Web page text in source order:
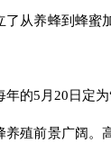
从养蜂到蜂
的5月20日定
殖前景广阔